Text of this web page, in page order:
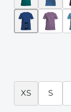
XS S